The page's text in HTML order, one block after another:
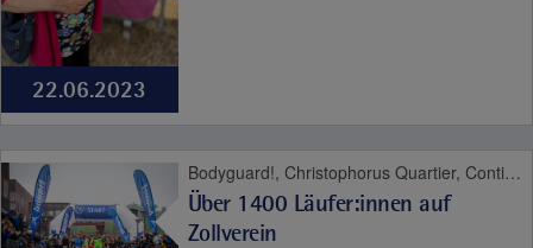
22.06.2023
Bodyguard!, Christophorus Quartier, Contilia Herz- und Gefäßzentrum, Contilia Institut für Psychosoziale Medizin, Contilia Klinik Management, Contilia Pflege und Betreuung, Contilia Zentrum für Arbeitsmedizin und Gesundheitsmanagement, Contilia Zentrum für Krankenhaushygiene, CTR Huttrop, Elisabeth-Krankenhaus Essen, Emmaus Quartier, Engelbertus Quartier, Fachklinik Kamillushaus Heidhausen, Franziskushaus, Franziskus Quartier, Geriatrie-Zentrum Haus Berge, Haus Berge, Haus Berge Quartier, Hildegardis Quartier, Katholisches Familienzentrum und Kindergarten Auf den Hufen, Kängurus - Ambulante Kinderkrankenpflege, Katholische Kliniken Ruhrhalbinsel, Laurentius Quartier, Maria Frieden Quartier, Martin Luther Quartier, Philippusstift, Praxis am Grillo-Theater, Raphaelhaus, SPORTZ - Medizinisches Gerätetraining, Sportz Am Uhlenkrug, St. Andreas Quartier, St. Elisabeth-Krankenhaus Niederwenigern, St. Elisabeth Quartier, St. Josef-Krankenhaus Kupferdreh, St. Josef Quartier, St. Marien-Hospital Mülheim an der Ruhr, St. Marien Quartier, Stationäre Reha Sucht, Theaterpassage, Therapie und Reha Kupferdreh, Wohnanlage St. Anna-Stift, Anästhesie und Schmerztherapie, Altersmedizin, Bewegungsapparat, Contilia, Diabetes, Frauengesundheit, Geburt, Herz und Gefäße, Impfen, Karriere, Kinder- und Jugendmedizin, Labor, Neurologie, Niere, Notfallmedizin, Pflege, Plastische Chirurgie, Psyche und Sucht, Seelsorge, Therapie und Reha, Urologie, Viszeralmedizin
Über 1400 Läufer:innen auf
Zollverein